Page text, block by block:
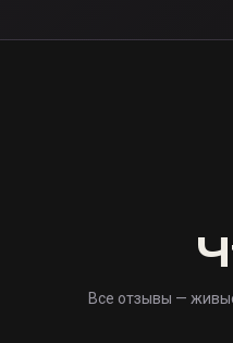
Все отзывы —